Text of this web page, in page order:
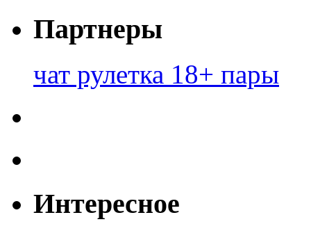
Партнеры
чат рулетка 18+ пары
Интересное